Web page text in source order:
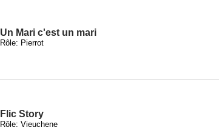
Un Mari c'est un mari
Rôle: Pierrot
Flic Story
Rôle: Vieuchene